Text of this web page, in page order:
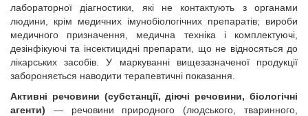
лабораторної діагностики, які не контактують з органами
людини, крім медичних імунобіологічних препаратів; вироби
медичного призначення, медична техніка і комплектуючі,
дезінфікуючі та інсектицидні препарати, що не відносяться до
лікарських засобів. У маркуванні вищезазначеної продукції
забороняється наводити терапевтичні показання.
Активні речовини (субстанції, діючі речовини, біологічні
агенти) — речовини природного (людського, тваринного,